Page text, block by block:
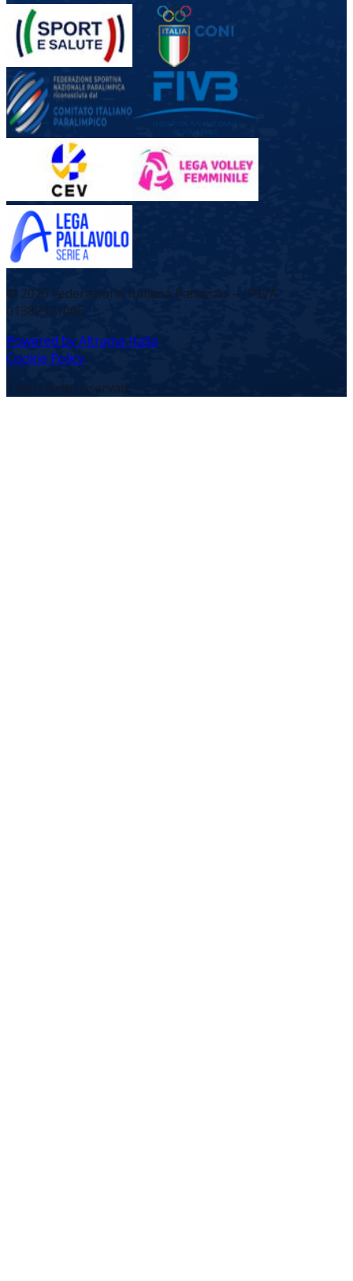
© 2026 Federazione Italiana Pallavolo — P.IVA
01382321006
Powered by Altrama Italia
Cookie Policy
Tutti i diritti riservati